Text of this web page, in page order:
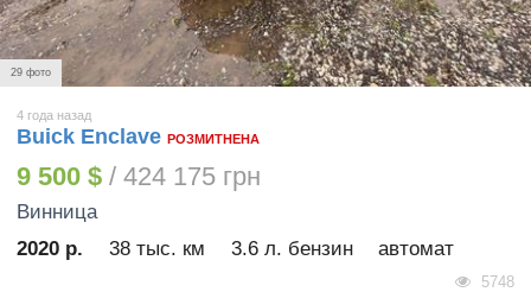
29 фото
4 года назад
Buick Enclave РОЗМИТНЕНА
9 500 $ / 424 175 грн
Винница
2020 р.
38 тыс. км 3.6 л. бензин автомат
5748